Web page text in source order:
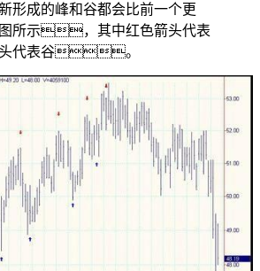
成的峰和谷都会比前一个更
示，其中红色箭头代表
代表谷。